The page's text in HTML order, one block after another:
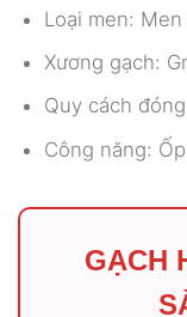
Loại men:
Xương gạch:
Quy cách
Công năng:
GẠCH